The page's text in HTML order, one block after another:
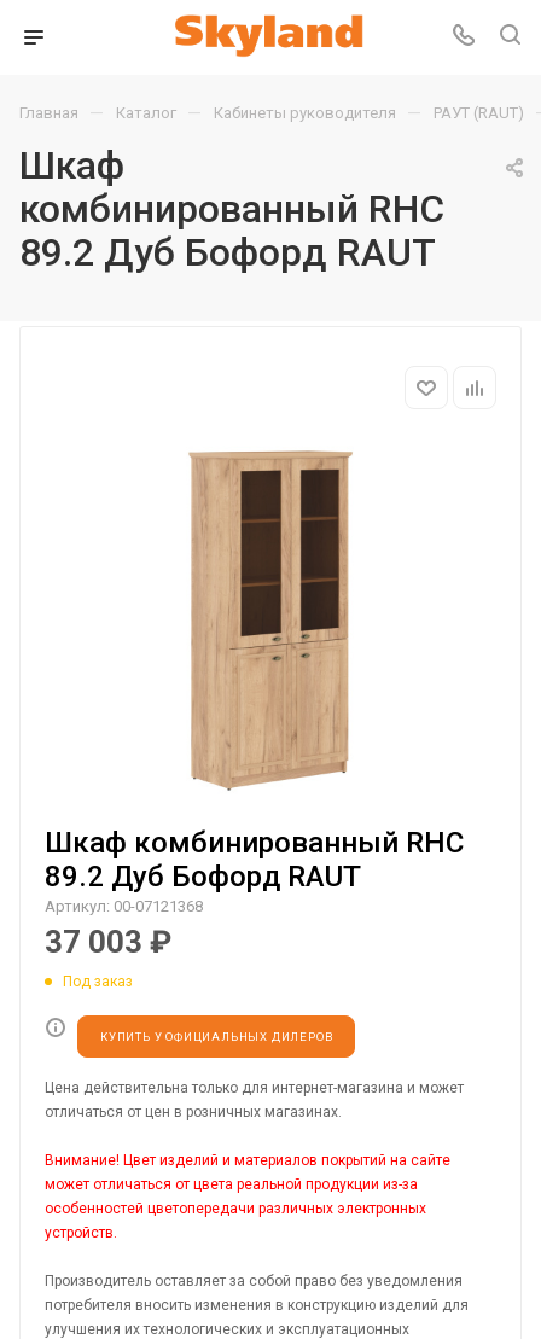
Главная — Каталог — Кабинеты руководителя — РАУТ (RAUT)
Шкаф
комбинированный RHC
89.2 Дуб Бофорд RAUT
Шкаф комбинированный RHC
89.2 Дуб Бофорд RAUT
Артикул: 00-07121368
37 003 ₽
Под заказ
КУПИТЬ У ОФИЦИАЛЬНЫХ ДИЛЕРОВ
Цена действительна только для интернет-магазина и может
отличаться от цен в розничных магазинах.
Внимание! Цвет изделий и материалов покрытий на сайте
может отличаться от цвета реальной продукции из-за
особенностей цветопередачи различных электронных
устройств.
Производитель оставляет за собой право без уведомления
потребителя вносить изменения в конструкцию изделий для
улучшения их технологических и эксплуатационных